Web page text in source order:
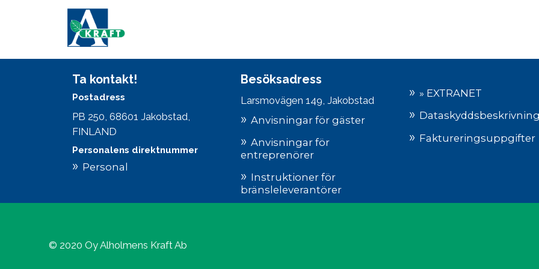
Ta kontakt!
Postadress
PB 250, 68601 Jakobstad,
FINLAND
Personalens direktnummer
Personal
Besöksadress
Larsmovägen 149, Jakobstad
Anvisningar för gäster
Anvisningar för
entreprenörer
Instruktioner för
bränsleleverantörer
» EXTRANET
Faktureringsuppgifter
© 2020 Oy Alholmens Kraft Ab